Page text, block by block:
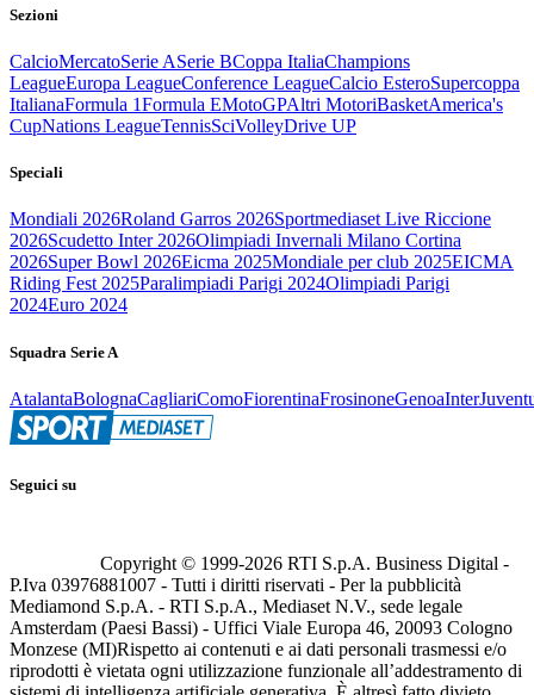
Sezioni
CalcioMercatoSerie ASerie BCoppa ItaliaChampions
LeagueEuropa LeagueConference LeagueCalcio EsteroSupercoppa
ItalianaFormula 1Formula EMotoGPAltri MotoriBasketAmerica's
CupNations LeagueTennisSciVolleyDrive UP
Speciali
Mondiali 2026Roland Garros 2026Sportmediaset Live Riccione
2026Scudetto Inter 2026Olimpiadi Invernali Milano Cortina
2026Super Bowl 2026Eicma 2025Mondiale per club 2025EICMA
Riding Fest 2025Paralimpiadi Parigi 2024Olimpiadi Parigi
2024Euro 2024
Squadra Serie A
AtalantaBolognaCagliariComoFiorentinaFrosinoneGenoaInter
Seguici su
Copyright © 1999-2026 RTI S.p.A. Business Digital -
P.Iva 03976881007 - Tutti i diritti riservati - Per la pubblicità
Mediamond S.p.A. - RTI S.p.A., Mediaset N.V., sede legale
Amsterdam (Paesi Bassi) - Uffici Viale Europa 46, 20093 Cologno
Monzese (MI)Rispetto ai contenuti e ai dati personali trasmessi e/o
riprodotti è vietata ogni utilizzazione funzionale all’addestramento di